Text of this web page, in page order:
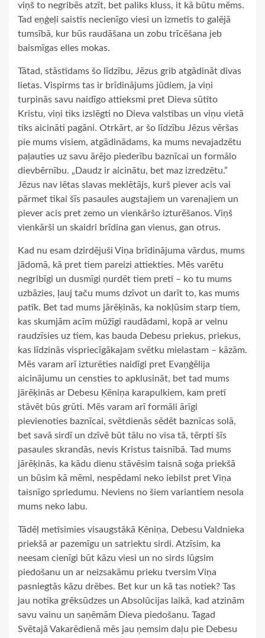
viņš to negribēs atzīt, bet paliks kluss, it kā būtu mēms.
Tad eņģeļi saistīs necienīgo viesi un izmetīs to galējā
tumsībā, kur būs raudāšana un zobu trīcēšana jeb
baismīgas elles mokas.
Tātad, stāstīdams šo līdzību, Jēzus grib atgādināt divas
lietas. Vispirms tas ir brīdinājums jūdiem, ja viņi
turpinās savu naidīgo attieksmi pret Dieva sūtīto
Kristu, viņi tiks izslēgti no Dieva valstības un viņu vietā
tiks aicināti pagāni. Otrkārt, ar šo līdzību Jēzus vēršas
pie mums visiem, atgādinādams, ka mums nevajadzētu
paļauties uz savu ārējo piederību baznīcai un formālo
dievbērnību. „Daudz ir aicinātu, bet maz izredzētu.”
Jēzus nav lētas slavas meklētājs, kurš piever acis vai
pārmet tikai šīs pasaules augstajiem un varenajiem un
piever acis pret zemo un vienkāršo izturēšanos. Viņš
vienkārši un skaidri brīdina gan vienus, gan otrus.
Kad nu esam dzirdējuši Viņa brīdinājuma vārdus, mums
jādomā, kā pret tiem pareizi attiekties. Mēs varētu
negribīgi un dusmīgi ņurdēt tiem pretī – ko tu mums
uzbāzies, ļauj taču mums dzīvot un darīt to, kas mums
patīk. Bet tad mums jārēķinās, ka nokļūsim starp tiem,
kas skumjām acīm mūžīgi raudādami, kopā ar velnu
raudzīsies uz tiem, kas bauda Debesu priekus, priekus,
kas līdzinās vispriecīgākajam svētku mielastam – kāzām.
Mēs varam arī izturēties naidīgi pret Evaņģēlija
aicinājumu un censties to apklusināt, bet tad mums
jārēķinās ar Debesu Ķēniņa karapulkiem, kam pretī
stāvēt būs grūti. Mēs varam arī formāli ārīgi
pievienoties baznīcai, svētdienās sēdēt baznīcas solā,
bet savā sirdī un dzīvē būt tālu no visa tā, tērpti šīs
pasaules skrandās, nevis Kristus taisnībā. Tad mums
jārēķinās, ka kādu dienu stāvēsim taisnā soģa priekšā
un būsim kā mēmi, nespēdami neko iebilst pret Viņa
taisnīgo spriedumu. Neviens no šiem variantiem nesola
mums neko labu.
Tādēļ metīsimies visaugstākā Ķēniņa, Debesu Valdnieka
priekšā ar pazemīgu un satriektu sirdi. Atzīsim, ka
neesam cienīgi būt kāzu viesi un no sirds lūgsim
piedošanu un ar neizsakāmu prieku tversim Viņa
pasniegtās kāzu drēbes. Bet kur un kā tas notiek? Tas
jau notika grēksūdzes un Absolūcijas laikā, kad atzinām
savu vainu un saņēmām Dieva piedošanu. Tagad
Svētajā Vakarēdienā mēs jau ņemsim daļu pie Debesu